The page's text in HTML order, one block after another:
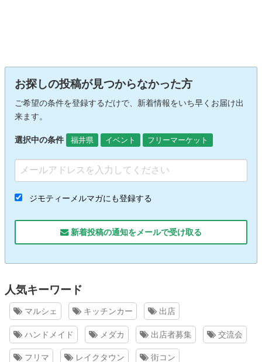
お探しの投稿が見つからなかった方
ご希望の条件を登録するだけで、新着情報をいち早くお届け出
来ます。
選択中の条件 福井県 イベント フリーマーケット
ジモティーメルマガにも登録する
新着投稿の通知をメールで受け取る
人気キーワード
マルシェ キッチンカー 出店
ハンドメイド メダカ 出店者募集 交流会
フリマ レイクタウン 街コン